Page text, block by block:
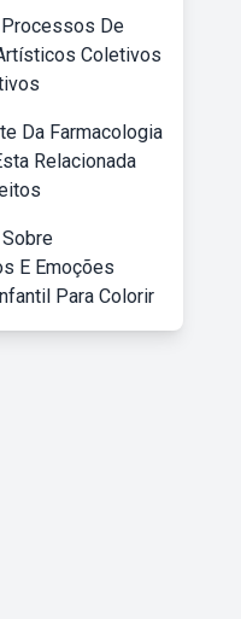
Processos De
Coletivos
Da Farmacologia
Relacionada
E Emoções
Para Colorir